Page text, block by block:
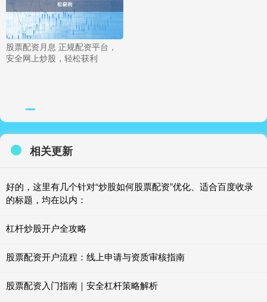
股票配资月息 正规配资平台，
安全网上炒股，轻松获利
相关更新
好的，这里有几个针对“炒股如何股票配资”优化、适合百度收录
的标题，均在以内：
杠杆炒股开户全攻略
股票配资开户流程：线上申请与资质审核指南
股票配资入门指南｜安全杠杆策略解析